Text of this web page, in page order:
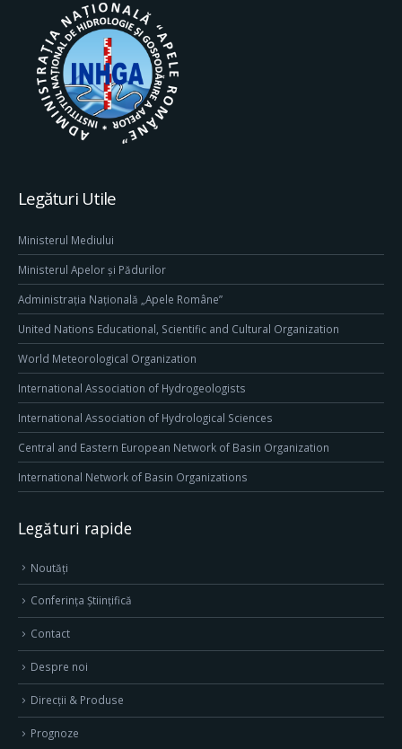
Legături Utile
Ministerul Mediului
Ministerul Apelor și Pădurilor
Administrația Națională „Apele Române”
United Nations Educational, Scientific and Cultural Organization
World Meteorological Organization
International Association of Hydrogeologists
International Association of Hydrological Sciences
Central and Eastern European Network of Basin Organization
International Network of Basin Organizations
Legături rapide
Noutăți
Conferința Științifică
Contact
Despre noi
Direcţii & Produse
Prognoze